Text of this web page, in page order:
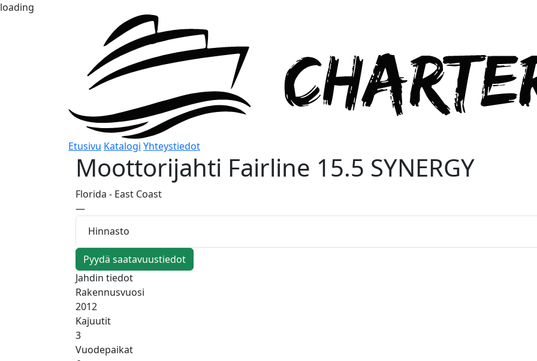
loading
Etusivu Katalogi Yhteystiedot
Moottorijahti Fairline 15.5 SYNERGY
Florida - East Coast
—
Hinnasto
Pyydä saatavuustiedot
Jahdin tiedot
Rakennusvuosi
2012
Kajuutit
3
Vuodepaikat